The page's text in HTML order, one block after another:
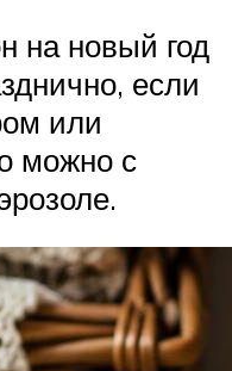
на новый год
если
или
можно с